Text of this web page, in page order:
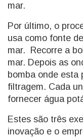
mar.
Por último, o
usa como fonte
mar. Recorre a
mar. Depois as
bomba onde esta
filtragem. Cada
fornecer água
Estes são três
inovação e o